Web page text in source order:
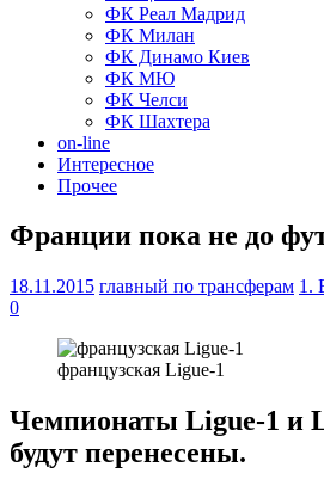
ФК Реал Мадрид
ФК Милан
ФК Динамо Киев
ФК МЮ
ФК Челси
ФК Шахтера
on-line
Интересное
Прочее
Франции пока не до
18.11.2015 главный по трансферам 1.
0
французская Ligue-1
Чемпионаты Ligue-1 и
будут перенесены.